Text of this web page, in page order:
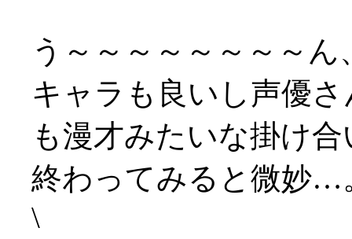
う～～～～～～～～
キャラも良いし声優
も漫才みたいな掛け
終わってみると微妙…
\